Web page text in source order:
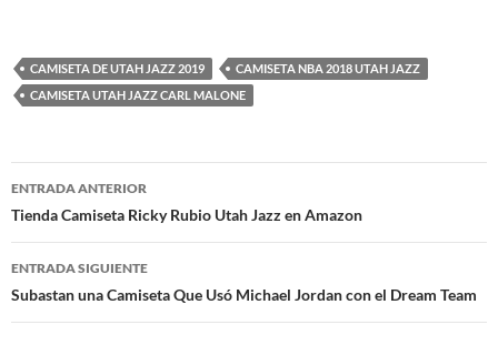
CAMISETA DE UTAH JAZZ 2019
CAMISETA NBA 2018 UTAH JAZZ
CAMISETA UTAH JAZZ CARL MALONE
Navegación
de
entradas
ENTRADA ANTERIOR
Tienda Camiseta Ricky Rubio Utah Jazz en Amazon
ENTRADA SIGUIENTE
Subastan una Camiseta Que Usó Michael Jordan con el Dream Team